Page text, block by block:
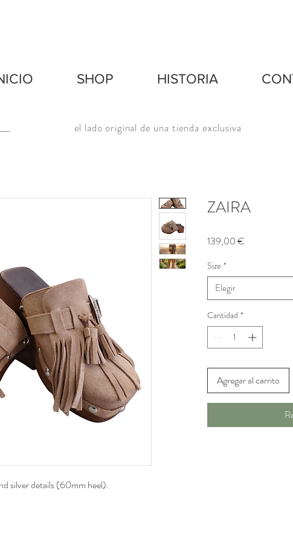
SHOP HISTORIA
el lado original de una tienda exclusiva
silver details (60mm heel).
ZAIRA
139,00 €Precio
Size *
Elegir
Cantidad *
Agregar al carrito